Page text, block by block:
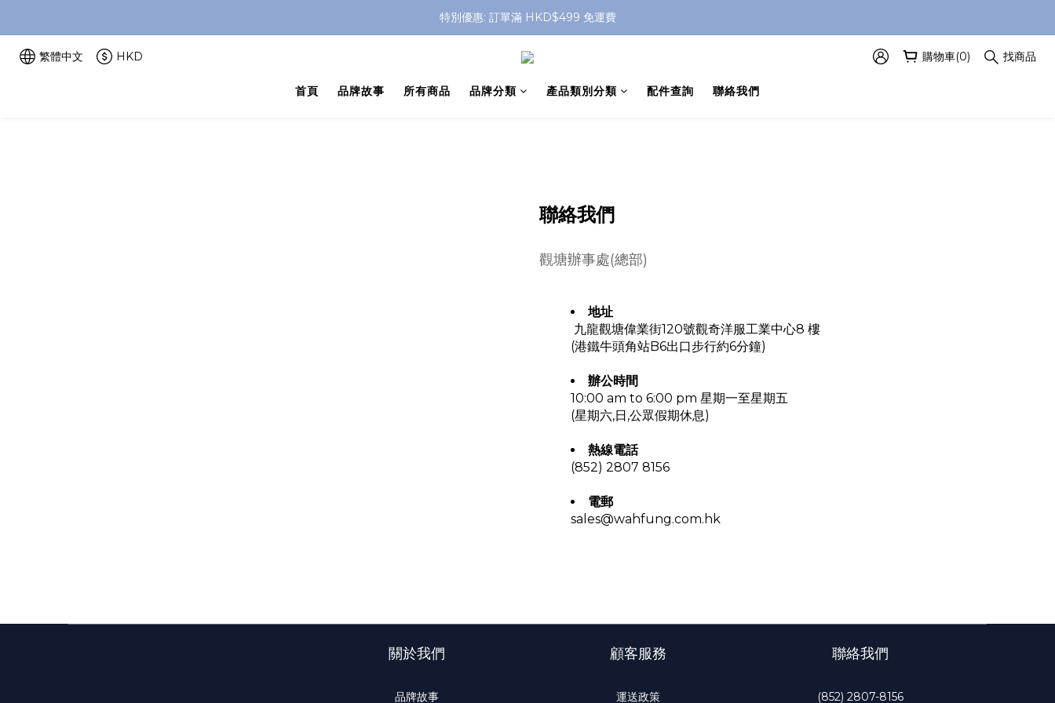
特別優惠: 訂單滿 HKD$499 免運費
特別優惠: 訂單滿 HKD$499 免運費
門店自取 任何消費免運費
特別優惠: 訂單滿 HKD$499 免運費
繁體中文 HKD 購物車(0) 找商品
首頁 品牌故事 所有商品 品牌分類 產品類別分類 配件查詢 聯絡我們
聯絡我們
觀塘辦事處(總部)
地址
九龍觀塘偉業街120號觀奇洋服工業中心8 樓
(港鐵牛頭角站B6出口步行約6分鐘)
辦公時間
10:00 am to 6:00 pm 星期一至星期五
(星期六,日,公眾假期休息)
熱線電話
(852) 2807 8156
電郵
sales@wahfung.com.hk
關於我們
品牌故事
顧客服務
運送政策
聯絡我們
(852) 2807-8156